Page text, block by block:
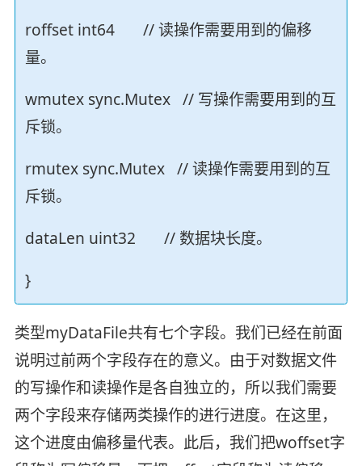
roffset int64 // 读操作需要用到的偏移
量。
wmutex sync.Mutex // 写操作需要用到的互
斥锁。
rmutex sync.Mutex // 读操作需要用到的互
斥锁。
dataLen uint32 // 数据块长度。
}
类型myDataFile共有七个字段。我们已经在前面
说明过前两个字段存在的意义。由于对数据文件
的写操作和读操作是各自独立的，所以我们需要
两个字段来存储两类操作的进行进度。在这里，
这个进度由偏移量代表。此后，我们把woffset字